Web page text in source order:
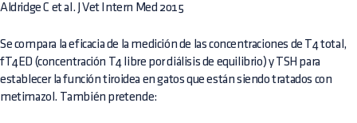
Aldridge C et al. J Vet Intern Med 2015
Se compara la eficacia de la medición de las concentraciones de T4 total,
fT4ED (concentración T4 libre por diálisis de equilibrio) y TSH para
establecer la función tiroidea en gatos que están siendo tratados con
metimazol. También pretende: